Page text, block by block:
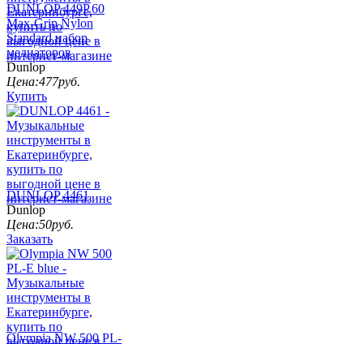
DUNLOP 449Р.60
Max-Grip Nylon
Standard набор
медиаторов
Dunlop
Цена:477руб.
Купить
DUNLOP 4461
Dunlop
Цена:50руб.
Заказать
Olympia NW 500 PL-